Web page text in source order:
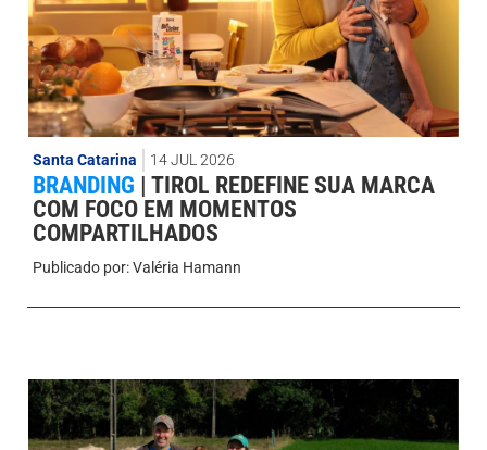
Santa Catarina 14 JUL 2026
BRANDING | TIROL REDEFINE SUA MARCA
COM FOCO EM MOMENTOS
COMPARTILHADOS
Publicado por:Valéria Hamann